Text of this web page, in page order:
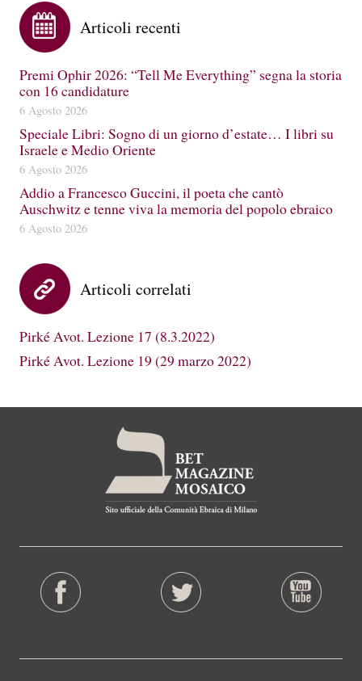
Articoli recenti
Premi Ophir 2026: “Tell Me Everything” segna la storia
con 16 candidature
6 Agosto 2026
Speciale Libri: Sogno di un giorno d’estate… I libri su
Israele e Medio Oriente
6 Agosto 2026
Addio a Francesco Guccini, il poeta che cantò
Auschwitz e tenne viva la memoria del popolo ebraico
6 Agosto 2026
Articoli correlati
Pirké Avot. Lezione 17 (8.3.2022)
Pirké Avot. Lezione 19 (29 marzo 2022)